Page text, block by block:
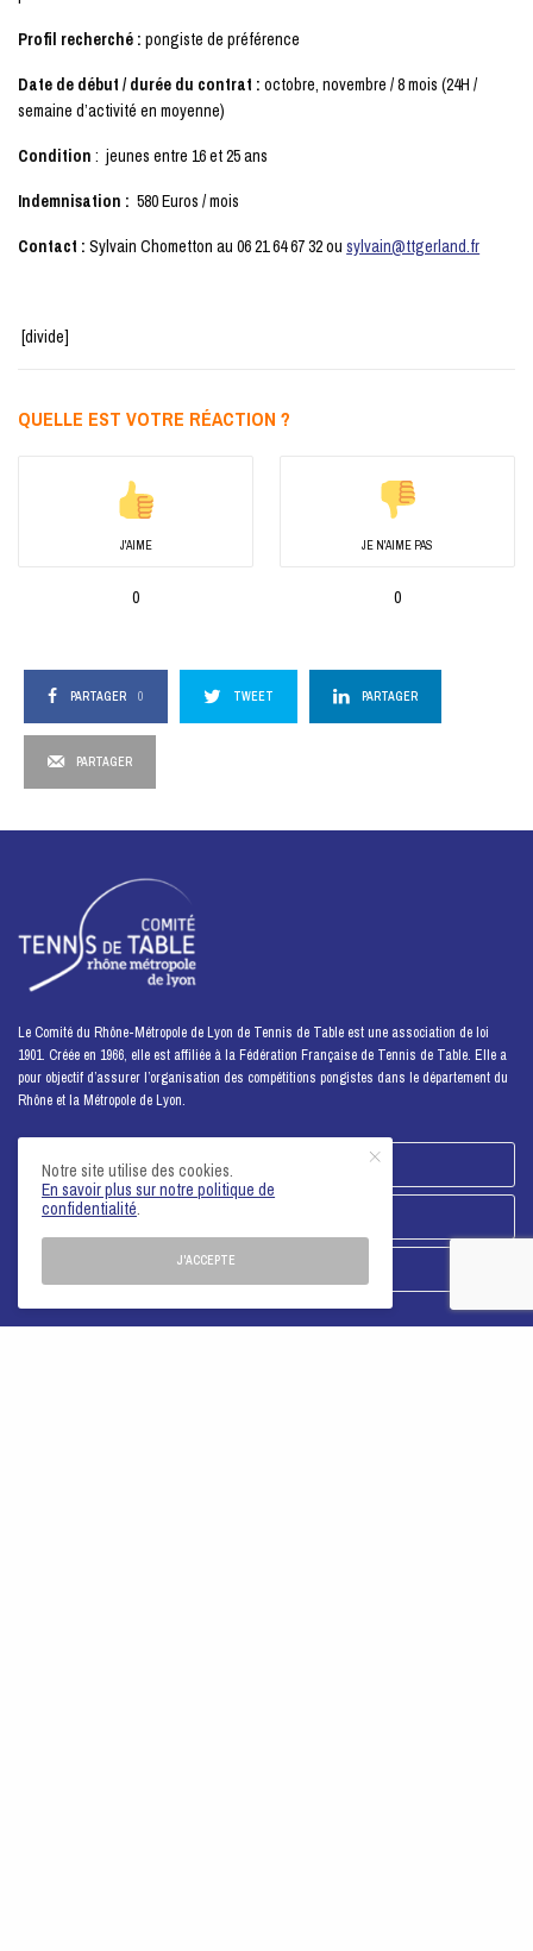
Profil recherché :pongiste de préférence
Date de début / durée du contrat : octobre, novembre / 8 mois (24H /
semaine d’activité en moyenne)
Condition : jeunes entre 16 et 25 ans
Indemnisation : 580 Euros / mois
Contact : Sylvain Chometton au 06 21 64 67 32 ousylvain@ttgerland.fr
[divide]
QUELLE EST VOTRE RÉACTION ?
J'AIME
0
JE N'AIME PAS
0
PARTAGER 0 TWEET PARTAGER
PARTAGER
Le Comité du Rhône-Métropole de Lyon de Tennis de Table est une association de loi
1901. Créée en 1966, elle est affiliée à la Fédération Française de Tennis de Table. Elle a
pour objectif d’assurer l’organisation des compétitions pongistes dans le département du
Rhône et la Métropole de Lyon.
FACEBOOK
INSTAGRAM
NOTRE LOGO / NOS PUBLICATIONS
Notre site utilise des cookies.
En savoir plus sur notre politique de
confidentialité.
J'ACCEPTE